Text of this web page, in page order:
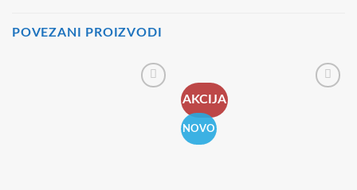
POVEZANI PROIZVODI
AKCIJA
NOVO